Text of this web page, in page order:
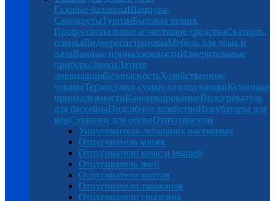
Газовые баллоныШампура-
СамокрутыТуризмБытовая химия.
Профессиональные и чистящие средстваСкатерть,
пленкаВидеорегистраторыМебель для дома и
дачиВанные принадлежностиИзмерительные
приборыЗамкиЛетняя
ликвидацияБезопасностьХозяйственные
товарыТермосумки,сумки-холодильникиКухонные
принадлежностиКонсервированиеПодогреватель
для бассейнаПодсобное хозяйствоИнкубаторы для
яицСушилки для обувиОтпугиватели
Уничтожитель летающих насекомых
Отпугиватель кошек
Отпугиватели крыс и мышей
Отпугиватель змей
Отпугиватели кротов
Отпугиватели тараканов
Отпугиватели грызунов